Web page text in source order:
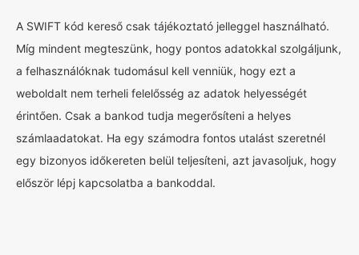
A SWIFT kód kereső csak tájékoztató jelleggel használható.
Míg mindent megteszünk, hogy pontos adatokkal szolgáljunk,
a felhasználóknak tudomásul kell venniük, hogy ezt a
weboldalt nem terheli felelősség az adatok helyességét
érintően. Csak a bankod tudja megerősíteni a helyes
számlaadatokat. Ha egy számodra fontos utalást szeretnél
egy bizonyos időkereten belül teljesíteni, azt javasoljuk, hogy
először lépj kapcsolatba a bankoddal.